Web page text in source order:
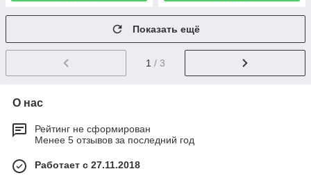
Показать ещё
1 / 3
О нас
Рейтинг не сформирован
Менее 5 отзывов за последний год
Работает с 27.11.2018